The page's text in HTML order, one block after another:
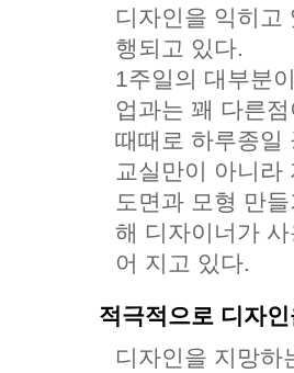
디자인을 익히고
행되고 있다.
1주일의 대부분
업과는 꽤 다른
때때로 하루종일
교실만이 아니라
도면과 모형 만
해 디자이너가
어 지고 있다.
적극적으로 디자
디자인을 지망하